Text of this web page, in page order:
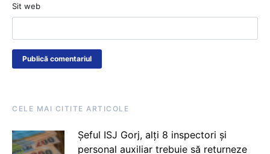
Sit web
CELE MAI CITITE ARTICOLE
Șeful ISJ Gorj, alți 8 inspectori și
personal auxiliar trebuie să returneze